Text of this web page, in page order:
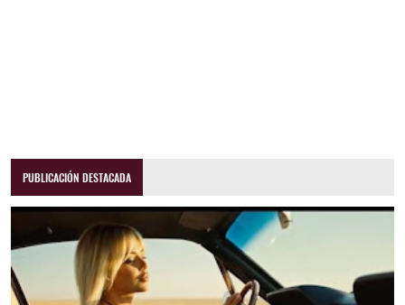
PUBLICACIÓN DESTACADA